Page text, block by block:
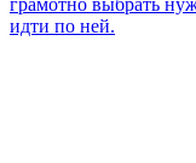
идти по ней.